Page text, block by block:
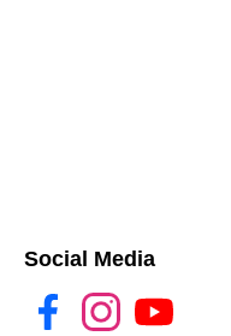
Social Media
FacebookInstagramYouTube